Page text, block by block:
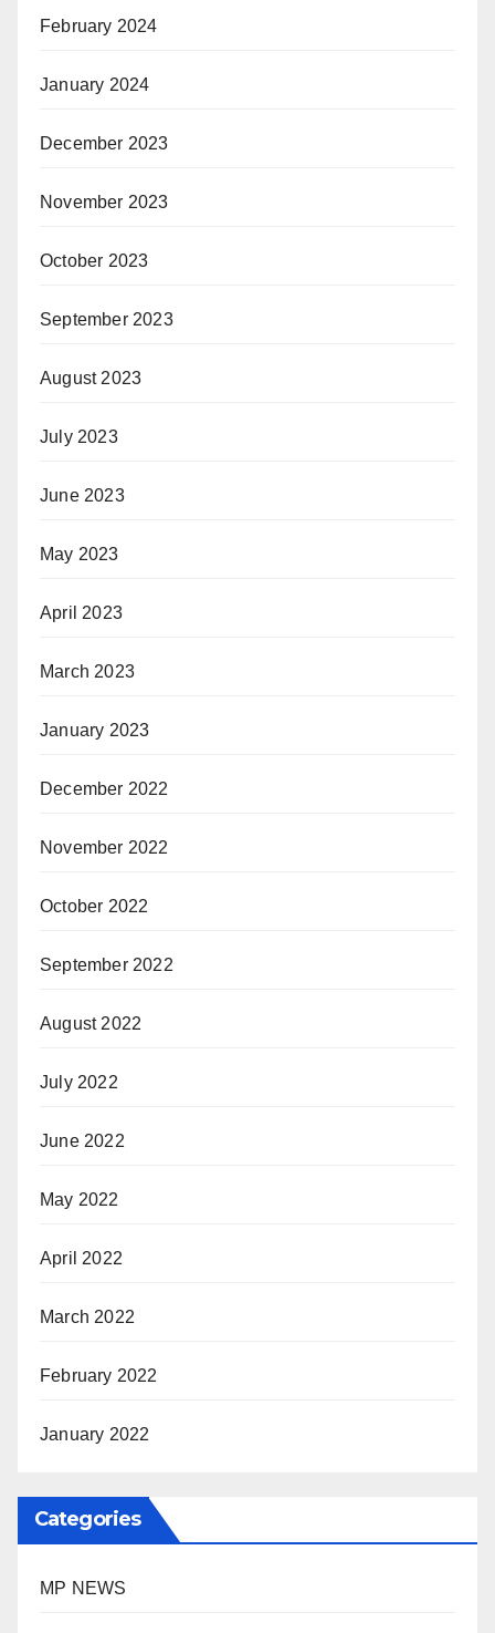
February 2024
January 2024
December 2023
November 2023
October 2023
September 2023
August 2023
July 2023
June 2023
May 2023
April 2023
March 2023
January 2023
December 2022
November 2022
October 2022
September 2022
August 2022
July 2022
June 2022
May 2022
April 2022
March 2022
February 2022
January 2022
Categories
MP NEWS